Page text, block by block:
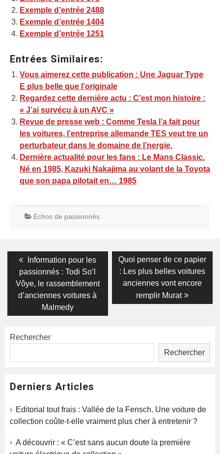
Exemple d’entrée 2488
Exemple d’entrée 1404
Exemple d’entrée 1251
Entrées Similaires:
Vous aimerez cette publication : Une Jaguar Type
E plus belle que l’originale
Regardez cette dernière actu : C’est mon histoire :
« J’ai survécu à un AVC »
Revue de presse web : Comme Tesla l’a fait pour
les voitures, l’entreprise allemande TES veut tre un
perturbateur dans le domaine de l’nergie.
Dernière actualité pour les fans : Le Mans Classic.
Né en 1985, Kazuki Nakajima au volant de la Toyota
que son papa pilotait en… 1985
Echos de passionnés
Navigation
l’article
Previous
post:
Information pour les
passionnés : Todi So’l
Vôye, le rassemblement
d’anciennes voitures à
Malmedy
Next
post:
Quoi penser de ce papier
: Les plus belles voitures
anciennes vont encore
remplir Murat
Rechercher
Rechercher
Derniers Articles
Editorial tout frais : Vallée de la Fensch. Une voiture de
collection coûte-t-elle vraiment plus cher à entretenir ?
A découvrir : « C’est sans aucun doute la première